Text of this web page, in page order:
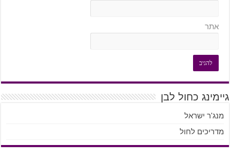
אתר
גיימינג כחול לבן
מנג'ר ישראל
מדריכים לחול